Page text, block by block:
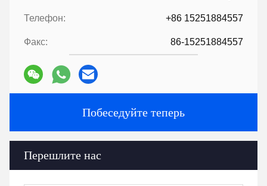
Телефон: +86 15251884557
Факс: 86-15251884557
Побеседуйте теперь
Перешлите нас